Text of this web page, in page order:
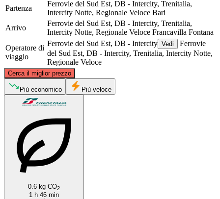
Partenza
Ferrovie del Sud Est, DB - Intercity, Trenitalia,
Intercity Notte, Regionale Veloce Bari
Arrivo
Ferrovie del Sud Est, DB - Intercity, Trenitalia,
Intercity Notte, Regionale Veloce Francavilla Fontana
Operatore di
viaggio
Ferrovie del Sud Est, DB - Intercity Vedi
Ferrovie
del Sud Est, DB - Intercity, Trenitalia, Intercity Notte,
Regionale Veloce
Cerca il miglior prezzo
Più economico Più veloce
0.6 kg CO2
1 h 46 min